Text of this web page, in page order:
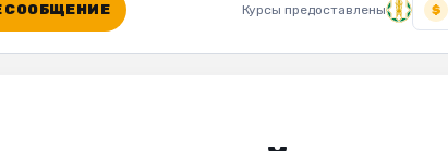
СООБЩЕНИЕ Курсы предоставлены $